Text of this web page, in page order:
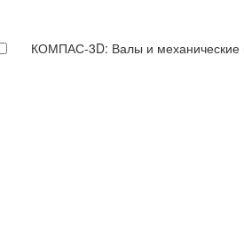
КОМПАС-3D: Валы и механические